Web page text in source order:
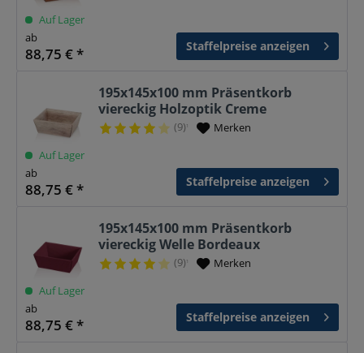
Auf Lager
ab
88,75 € * Staffelpreise anzeigen
195x145x100 mm Präsentkorb
viereckig Holzoptik Creme
(9)¹ Merken
Auf Lager
ab
88,75 € * Staffelpreise anzeigen
195x145x100 mm Präsentkorb
viereckig Welle Bordeaux
(9)¹ Merken
Auf Lager
ab
88,75 € * Staffelpreise anzeigen